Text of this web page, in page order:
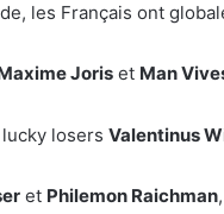
les Français ont
Joris et Man
losers Valentinus
et Philemon Raichman